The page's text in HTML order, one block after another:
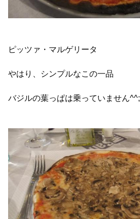
ピッツァ・マルゲリータ
やはり、シンプルなこの一品
バジルの葉っぱは乗っていません^^;